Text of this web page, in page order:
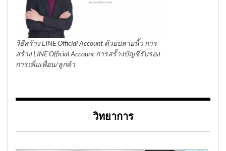
วิธีสร้าง LINE Official Account ด้วยปลายนิ้ว การ
สร้าง LINE Official Account การสร้้างบัญชีรับรอง
การเพิ่มเพื่อน/ลูกค้า
วิทยาการ